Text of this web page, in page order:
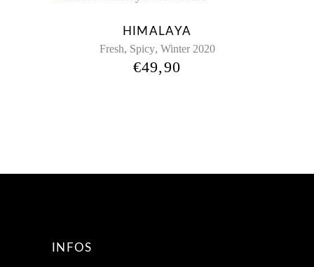
HIMALAYA
Fresh, Spicy, Winter 2020
€49,90
INFOS